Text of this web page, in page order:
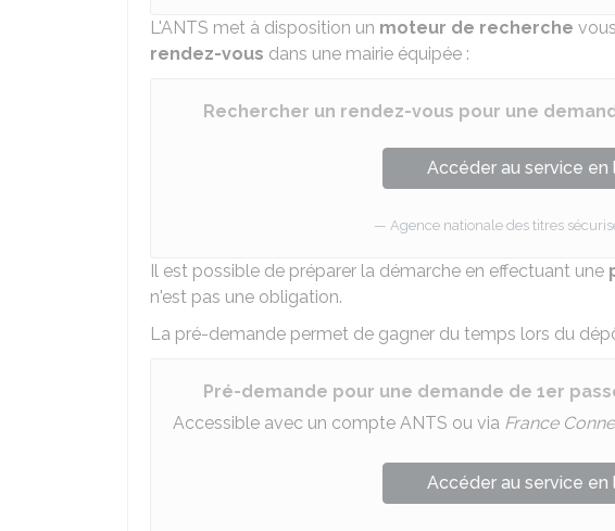
L'ANTS met à disposition un moteur de recherche
rendez-vous dans une mairie équipée :
Rechercher un rendez-vous pour une
Accéder au service en
Agence nationale des titres
Il est possible de préparer la démarche en effectuant une
n'est pas une obligation.
La pré-demande permet de gagner du temps lors du
Pré-demande pour une demande de 1er
Accessible avec un compte ANTS ou via France
Accéder au service en